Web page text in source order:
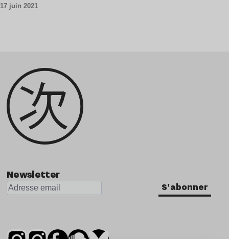
17 juin 2021
Newsletter
S'abonner